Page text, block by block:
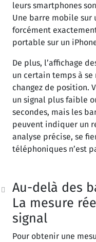
leurs smartphones
Une barre mobile sur
forcément
portable sur un
De plus, l’affichage
un certain temps à
changez de position.
un signal plus faible
secondes, mais les
peuvent indiquer un
analyse précise, se
téléphoniques n’est
Au-delà des
La mesure
signal
Pour obtenir une